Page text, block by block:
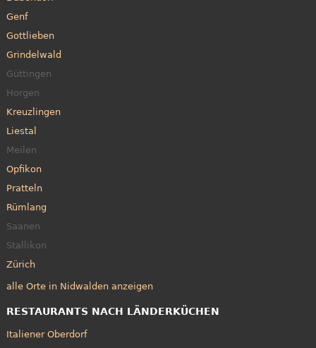
Genf
Gottlieben
Grindelwald
Güttingen
Horgen
Kreuzlingen
Liestal
Meilen
Opfikon
Pratteln
Rümlang
Saanen
Stallikon
Zürich
alle Orte in Nidwalden anzeigen
RESTAURANTS NACH LÄNDERKÜCHEN
Italiener Oberdorf